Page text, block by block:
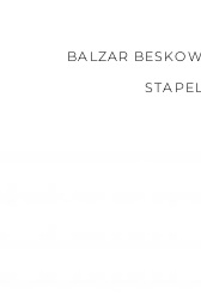
BALZAR BESKOW